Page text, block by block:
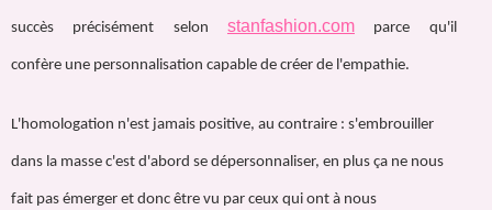
succès précisément selon stanfashion.com parce qu'il
confère une personnalisation capable de créer de l'empathie.
L'homologation n'est jamais positive, au contraire : s'embrouiller
dans la masse c'est d'abord se dépersonnaliser, en plus ça ne nous
fait pas émerger et donc être vu par ceux qui ont à nous